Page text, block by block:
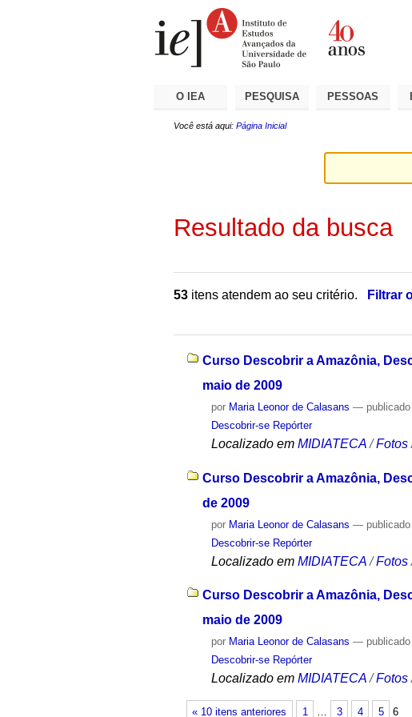
O IEA PESQUISA PESSOAS
Você está aqui: Página Inicial
Resultado da busca
53 itens atendem ao seu critério.
Filtrar
Curso Descobrir a Amazônia,
maio de 2009
por Maria Leonor de Calasans — publicado
Descobrir-se Repórter
Localizado em MIDIATECA /Fotos
Curso Descobrir a Amazônia,
de 2009
por Maria Leonor de Calasans — publicado
Descobrir-se Repórter
Localizado em MIDIATECA /Fotos
Curso Descobrir a Amazônia,
maio de 2009
por Maria Leonor de Calasans — publicado
Descobrir-se Repórter
Localizado em MIDIATECA /Fotos
« 10 itens anteriores 1 … 3 4 5 6